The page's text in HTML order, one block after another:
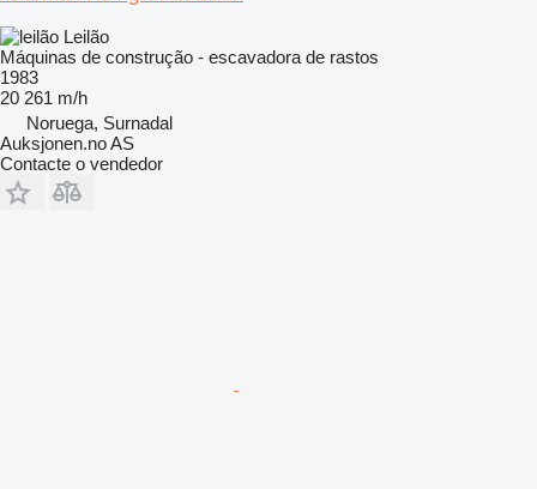
Leilão
Máquinas de construção - escavadora de rastos
1983
20 261 m/h
Noruega, Surnadal
Auksjonen.no AS
Contacte o vendedor